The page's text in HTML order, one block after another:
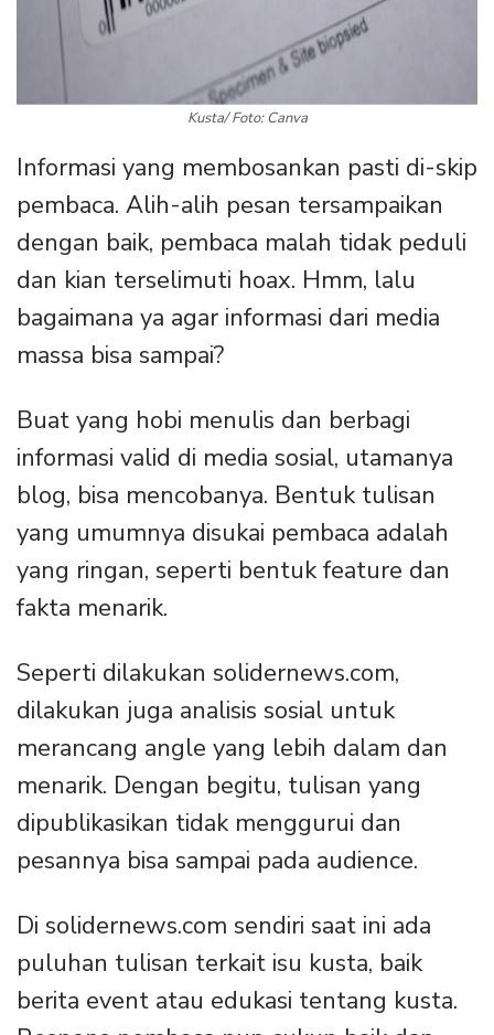
Kusta/ Foto: Canva
Informasi yang membosankan pasti di-skip
pembaca. Alih-alih pesan tersampaikan
dengan baik, pembaca malah tidak peduli
dan kian terselimuti hoax. Hmm, lalu
bagaimana ya agar informasi dari media
massa bisa sampai?
Buat yang hobi menulis dan berbagi
informasi valid di media sosial, utamanya
blog, bisa mencobanya. Bentuk tulisan
yang umumnya disukai pembaca adalah
yang ringan, seperti bentuk feature dan
fakta menarik.
Seperti dilakukan solidernews.com,
dilakukan juga analisis sosial untuk
merancang angle yang lebih dalam dan
menarik. Dengan begitu, tulisan yang
dipublikasikan tidak menggurui dan
pesannya bisa sampai pada audience.
Di solidernews.com sendiri saat ini ada
puluhan tulisan terkait isu kusta, baik
berita event atau edukasi tentang kusta.